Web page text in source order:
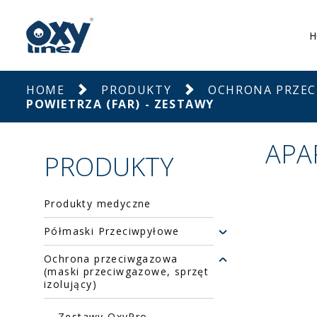
HOME PRODUKTY OCHRONA
POWIETRZA (FAR) - ZESTAWY
PRODUKTY
Produkty medyczne
Półmaski Przeciwpyłowe
Ochrona przeciwgazowa
(maski przeciwgazowe, sprzęt
izolujący)